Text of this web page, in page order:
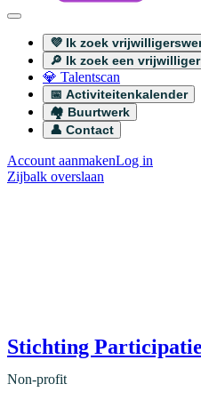
💜 Ik zoek
🔎 Ik zoek een vrijwilliger
💎 Talentscan
📅 Activiteitenkalender
🏘️ Buurtwerk
👤 Contact
Account aanmakenLog in
Zijbalk overslaan
Stichting
Non-profit